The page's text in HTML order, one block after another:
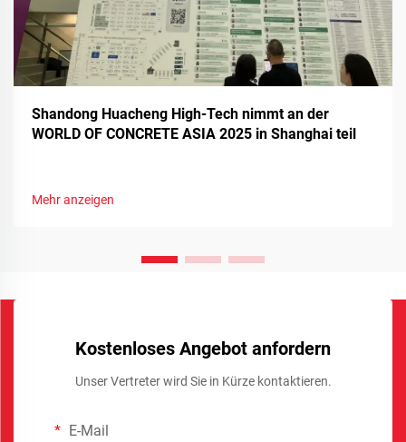
Shandong Huacheng High-Tech nimmt an der
WORLD OF CONCRETE ASIA 2025 in Shanghai teil
Mehr anzeigen
Kostenloses Angebot anfordern
Unser Vertreter wird Sie in Kürze kontaktieren.
E-Mail